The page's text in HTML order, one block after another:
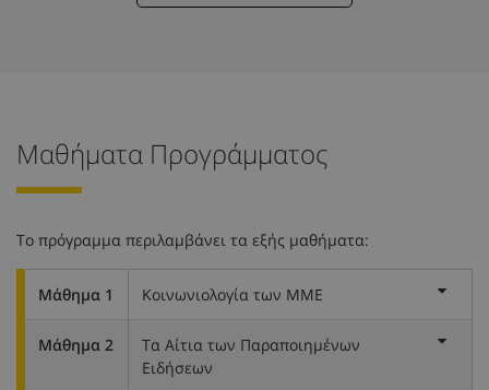
Μαθήματα Προγράμματος
Το πρόγραμμα περιλαμβάνει τα εξής μαθήματα:
Μάθημα 1 Κοινωνιολογία των ΜΜΕ
Μάθημα 2
Τα Αίτια των Παραποιημένων
Ειδήσεων